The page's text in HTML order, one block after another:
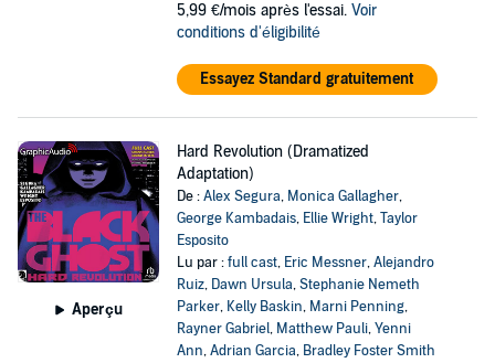
5,99 €/mois après l'essai. Voir
conditions d'éligibilité
Essayez Standard gratuitement
Aperçu
Hard Revolution (Dramatized
Adaptation)
De :Alex Segura, Monica Gallagher,
George Kambadais, Ellie Wright,Taylor
Esposito
Lu par :full cast, Eric Messner,Alejandro
Ruiz, Dawn Ursula,Stephanie Nemeth
Parker, Kelly Baskin, Marni Penning,
Rayner Gabriel, Matthew Pauli,Yenni
Ann,Adrian Garcia, Bradley Foster Smith